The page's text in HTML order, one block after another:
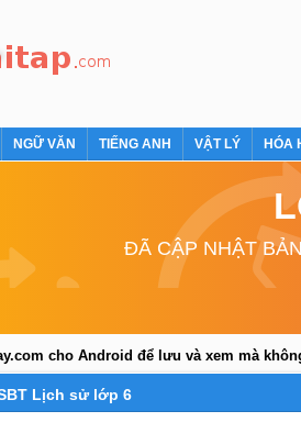
NGỮ VĂN TIẾNG ANH VẬT LÝ HÓA
ĐÃ CẬP NHẬT
cho Android để lưu và xem mà
Lịch sử lớp 6